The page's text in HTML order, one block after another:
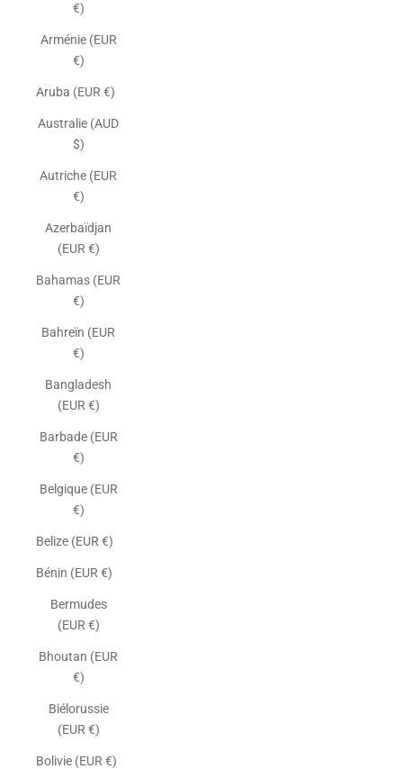
€)
Arménie (EUR
€)
Aruba (EUR €)
Australie (AUD
$)
Autriche (EUR
€)
Azerbaïdjan
(EUR €)
Bahamas (EUR
€)
Bahreïn (EUR
€)
Bangladesh
(EUR €)
Barbade (EUR
€)
Belgique (EUR
€)
Belize (EUR €)
Bénin (EUR €)
Bermudes
(EUR €)
Bhoutan (EUR
€)
Biélorussie
(EUR €)
Bolivie (EUR €)